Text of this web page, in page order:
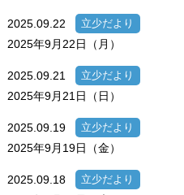
2025.09.22 立少だより
2025年9月22日（月）
2025.09.21 立少だより
2025年9月21日（日）
2025.09.19 立少だより
2025年9月19日（金）
2025.09.18 立少だより